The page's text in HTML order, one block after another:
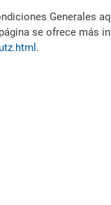
Generales
se ofrece más
.